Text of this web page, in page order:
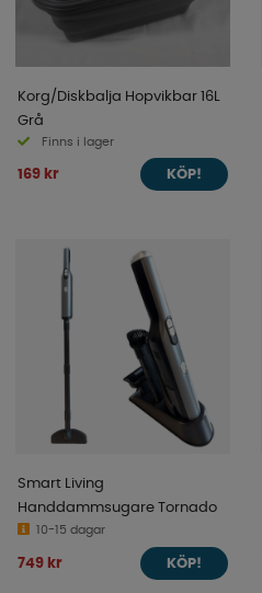
Korg/Diskbalja Hopvikbar 16L
Grå
Finns i lager
169 kr KÖP!
Smart Living
Handdammsugare Tornado
10-15 dagar
749 kr KÖP!